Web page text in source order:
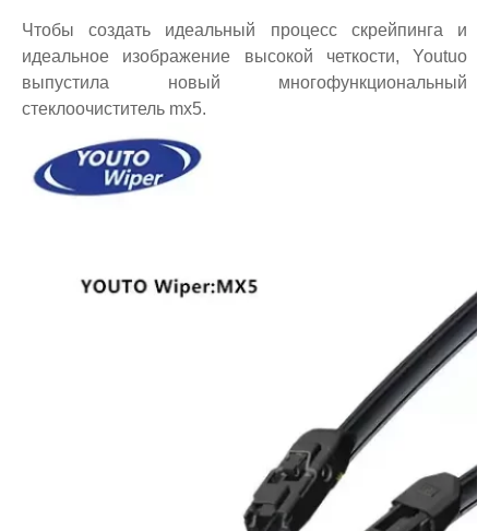
Чтобы создать идеальный процесс скрейпинга и
идеальное изображение высокой четкости, Youtuo
выпустила новый многофункциональный
стеклоочиститель mx5.